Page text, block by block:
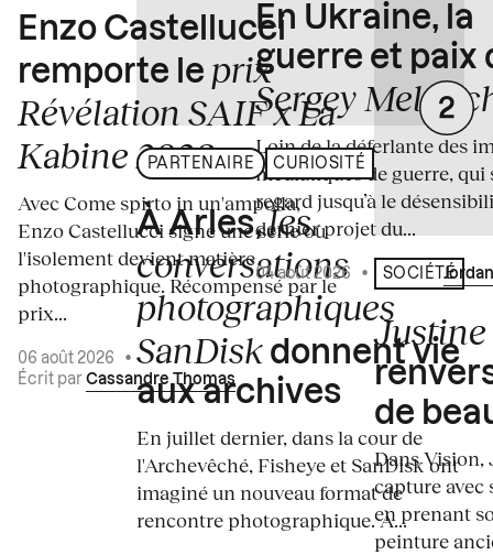
Enzo Castellucci
remporte le prix
Révélation SAIF x La
Kabine 2026
Avec Come spirto in un'ampolla,
Enzo Castellucci signe une série où
l'isolement devient matière
photographique. Récompensé par le
prix...
06 août 2026
•
Écrit par Cassandre Thomas
PARTENAIRE CURIOSITÉ
À Arles,les
conversations
photographiques
SanDisk donnent vie
aux archives
En juillet dernier, dans la cour de
l'Archevêché, Fisheye et SanDisk ont
imaginé un nouveau format de
rencontre photographique. À...
En Ukraine, la
guerre et paix
Sergey
Loin de la déferlante des
médiatiques de guerre, qui
regard jusqu’à le
dernier projet du...
04 août 2026 • Écrit par
SOCIÉTÉ
de
Dans
capture avec
en prenant
peinture